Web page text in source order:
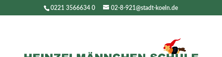
0221 3566634 0 02-8-921@stadt-koeln.de